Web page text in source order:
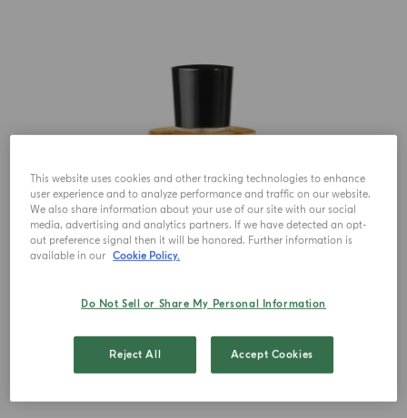
This website uses cookies and other tracking technologies to enhance
user experience and to analyze performance and traffic on our website.
We also share information about your use of our site with our social
media, advertising and analytics partners. If we have detected an opt-
out preference signal then it will be honored. Further information is
available in our Cookie Policy.
Do Not Sell or Share My Personal Information
Reject All Accept Cookies